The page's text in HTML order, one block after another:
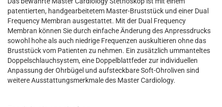
patentierten, handgearbeitetem Master-Bruststück und einer Dual
Frequency Membran ausgestattet. Mit der Dual Frequency
Membran können Sie durch einfache Änderung des Anpressdrucks
sowohl hohe als auch niedrige Frequenzen auskultieren ohne das
Bruststück vom Patienten zu nehmen. Ein zusätzlich ummanteltes
Doppelschlauchsystem, eine Doppelblattfeder zur individuellen
Anpassung der Ohrbügel und aufsteckbare Soft-Ohroliven sind
weitere Ausstattungsmerkmale des Master Cardiology.